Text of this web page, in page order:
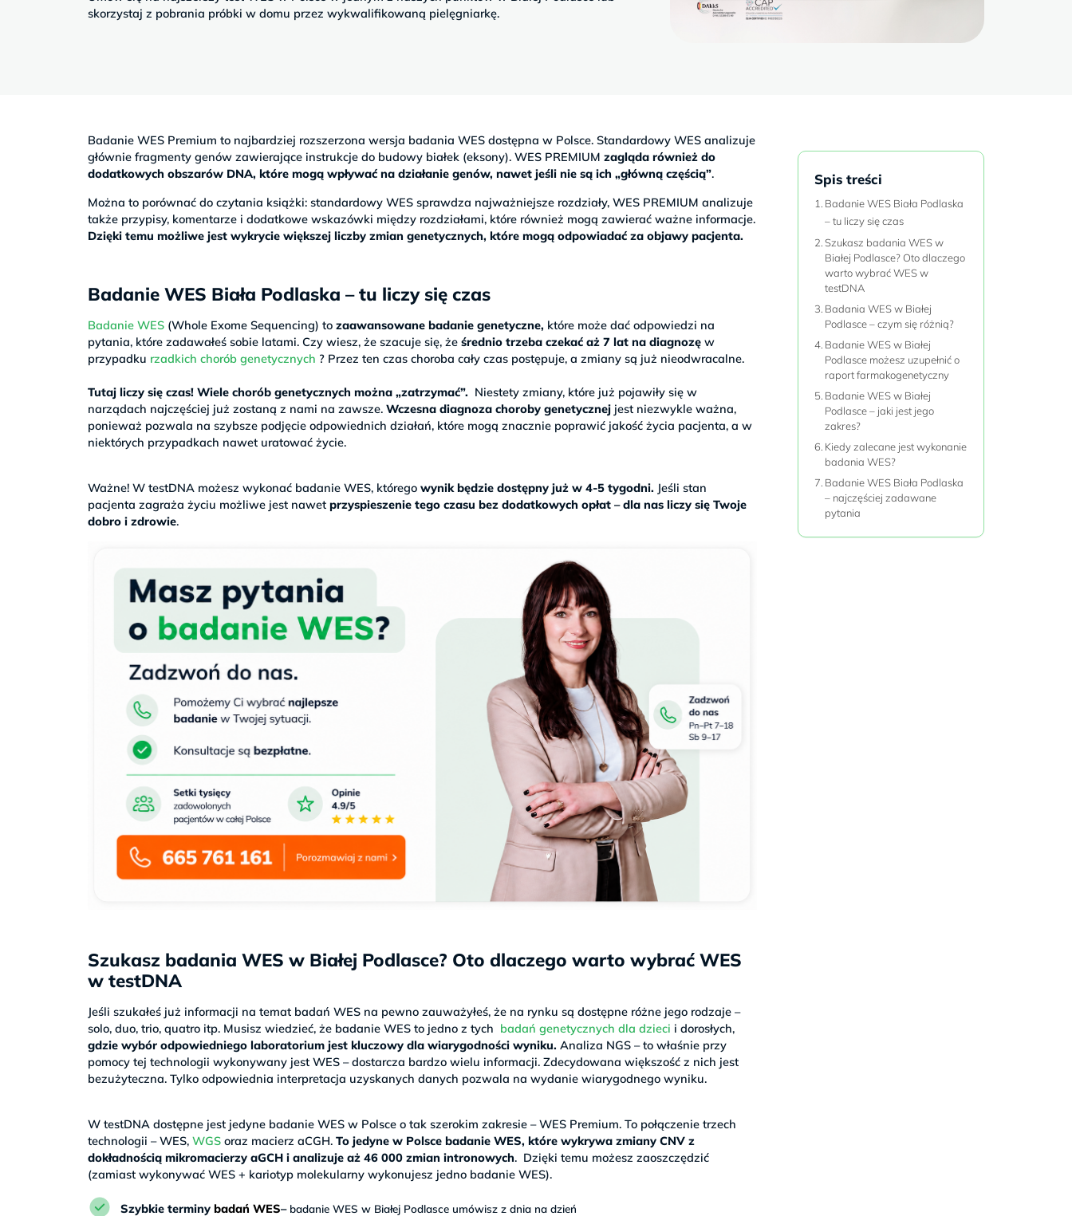
9–
skorzystaj z pobrania próbki w domu przez wykwalifikowaną pielęgniarkę.
Badanie WES Premium to najbardziej rozszerzona wersja badania WES dostępna w Polsce. Standardowy WES analizuje
głównie fragmenty genów zawierające instrukcje do budowy białek (eksony). WES PREMIUM zagląda również do
dodatkowych obszarów DNA, które mogą wpływać na działanie genów, nawet jeśli nie są ich „główną częścią”.
Można to porównać do czytania książki: standardowy WES sprawdza najważniejsze rozdziały, WES PREMIUM analizuje
także przypisy, komentarze i dodatkowe wskazówki między rozdziałami, które również mogą zawierać ważne informacje.
Dzięki temu możliwe jest wykrycie większej liczby zmian genetycznych, które mogą odpowiadać za objawy pacjenta.
Badanie WES Biała Podlaska – tu liczy się czas
Badanie WES (Whole Exome Sequencing) tozaawansowane badanie genetyczne, które może dać odpowiedzi na
pytania, które zadawałeś sobie latami. Czy wiesz, że szacuje się, żeśrednio trzeba czekać aż 7 lat na diagnozę w
przypadku rzadkich chorób genetycznych ? Przez ten czas choroba cały czas postępuje, a zmiany są już nieodwracalne.
Tutaj liczy się czas! Wiele chorób genetycznych można „zatrzymać”. Niestety zmiany, które już pojawiły się w
narządach najczęściej już zostaną z nami na zawsze.Wczesna diagnoza choroby genetycznej jest niezwykle ważna,
ponieważ pozwala na szybsze podjęcie odpowiednich działań, które mogą znacznie poprawić jakość życia pacjenta, a w
niektórych przypadkach nawet uratować życie.
Ważne! W testDNA możesz wykonać badanie WES, któregowynik będzie dostępny już w 4-5 tygodni. Jeśli stan
pacjenta zagraża życiu możliwe jest nawet przyspieszenie tego czasu bez dodatkowych opłat – dla nas liczy się Twoje
dobro i zdrowie.
Szukasz badania WES w Białej Podlasce? Oto dlaczego warto wybrać WES
w testDNA
Jeśli szukałeś już informacji na temat badań WES na pewno zauważyłeś, że na rynku są dostępne różne jego rodzaje –
solo, duo, trio, quatro itp. Musisz wiedzieć, że badanie WES to jedno z tych badań genetycznych dla dzieci i dorosłych,
gdzie wybór odpowiedniego laboratorium jest kluczowy dla wiarygodności wyniku. Analiza NGS – to właśnie przy
pomocy tej technologii wykonywany jest WES – dostarcza bardzo wielu informacji. Zdecydowana większość z nich jest
bezużyteczna. Tylko odpowiednia interpretacja uzyskanych danych pozwala na wydanie wiarygodnego wyniku.
W testDNA dostępne jest jedyne badanie WES w Polsce o tak szerokim zakresie – WES Premium. To połączenie trzech
technologii – WES,WGS oraz macierz aCGH.To jedyne w Polsce badanie WES, które wykrywa zmiany CNV z
dokładnością mikromacierzy aGCH i analizuje aż 46 000 zmian intronowych. Dzięki temu możesz zaoszczędzić
(zamiast wykonywać WES + kariotyp molekularny wykonujesz jedno badanie WES).
Szybkie terminy badań WES–badanie WES w Białej Podlasce umówisz z dnia na dzień
Spis treści
Badanie WES Biała Podlaska
– tu liczy się czas
Szukasz badania WES w
Białej Podlasce? Oto dlaczego
warto wybrać WES w
testDNA
Badania WES w Białej
Podlasce – czym się różnią?
Badanie WES w Białej
Podlasce możesz uzupełnić o
raport farmakogenetyczny
Badanie WES w Białej
Podlasce – jaki jest jego
zakres?
Kiedy zalecane jest wykonanie
badania WES?
Badanie WES Biała Podlaska
– najczęściej zadawane
pytania